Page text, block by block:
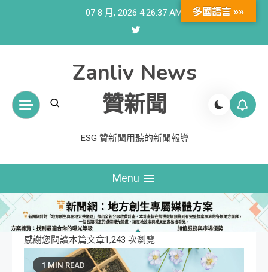
07 8 月, 2026 4:26:38 AM
Zanliv News
贊新聞
ESG 贊新聞用聽的新聞報導
Menu
感謝您閱讀本篇文章1,243 次瀏覽
1 MIN READ
多國語言 »»